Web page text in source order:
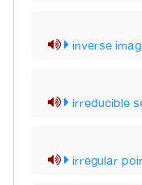
inverse
irreducible
irregular